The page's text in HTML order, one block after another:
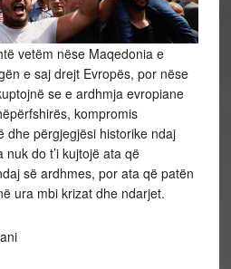
vetëm nëse Maqedonia e
e saj drejt Evropës, por nëse
se e ardhmja evropiane
kompromis
dhe përgjegjësi historike ndaj
do t’i kujtojë ata që
së ardhmes, por ata që patën
ura mbi krizat dhe ndarjet.